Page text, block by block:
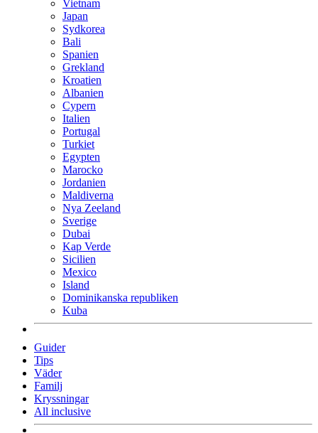
Vietnam
Japan
Sydkorea
Bali
Spanien
Grekland
Kroatien
Albanien
Cypern
Italien
Portugal
Turkiet
Egypten
Marocko
Jordanien
Maldiverna
Nya Zeeland
Sverige
Dubai
Kap Verde
Sicilien
Mexico
Island
Dominikanska republiken
Kuba
Guider
Tips
Väder
Familj
Kryssningar
All inclusive